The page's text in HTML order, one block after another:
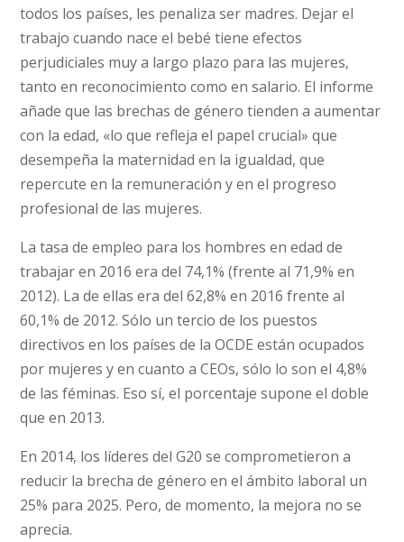
todos los países, les penaliza ser madres. Dejar el
trabajo cuando nace el bebé tiene efectos
perjudiciales muy a largo plazo para las mujeres,
tanto en reconocimiento como en salario. El informe
añade que las brechas de género tienden a aumentar
con la edad, «lo que refleja el papel crucial» que
desempeña la maternidad en la igualdad, que
repercute en la remuneración y en el progreso
profesional de las mujeres.
La tasa de empleo para los hombres en edad de
trabajar en 2016 era del 74,1% (frente al 71,9% en
2012). La de ellas era del 62,8% en 2016 frente al
60,1% de 2012. Sólo un tercio de los puestos
directivos en los países de la OCDE están ocupados
por mujeres y en cuanto a CEOs, sólo lo son el 4,8%
de las féminas. Eso sí, el porcentaje supone el doble
que en 2013.
En 2014, los líderes del G20 se comprometieron a
reducir la brecha de género en el ámbito laboral un
25% para 2025. Pero, de momento, la mejora no se
aprecia.